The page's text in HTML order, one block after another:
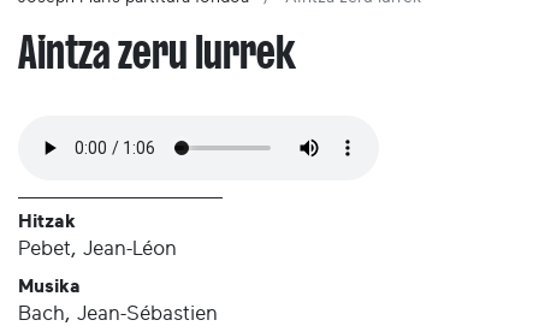
Aintza zeru lurrek
Hitzak
Pebet, Jean-Léon
Musika
Bach, Jean-Sébastien